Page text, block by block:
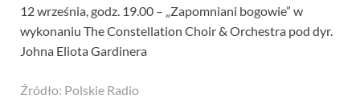
12 września, godz. 19.00 – „Zapomniani bogowie” w
wykonaniu The Constellation Choir & Orchestra pod dyr.
Johna Eliota Gardinera
Źródło: Polskie Radio